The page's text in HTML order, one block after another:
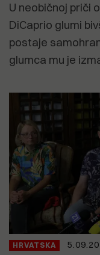
U neobičnoj priči
DiCaprio glumi
postaje
glumca mu je
HRVATSKA